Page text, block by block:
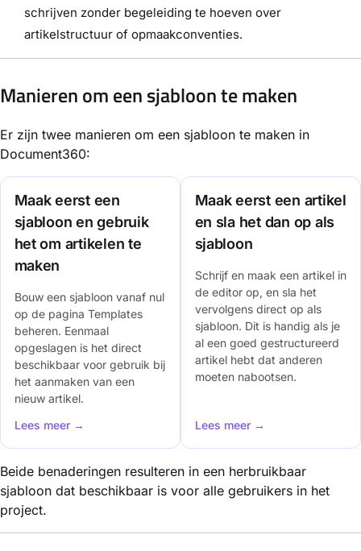
schrijven zonder begeleiding te hoeven over
artikelstructuur of opmaakconventies.
Manieren om een sjabloon te maken
Er zijn twee manieren om een sjabloon te maken in
Document360:
Maak eerst een
sjabloon en gebruik
het om artikelen te
maken
Bouw een sjabloon vanaf nul
op de pagina Templates
beheren. Eenmaal
opgeslagen is het direct
beschikbaar voor gebruik bij
het aanmaken van een
nieuw artikel.
Lees meer →
Maak eerst een artikel
en sla het dan op als
sjabloon
Schrijf en maak een artikel in
de editor op, en sla het
vervolgens direct op als
sjabloon. Dit is handig als je
al een goed gestructureerd
artikel hebt dat anderen
moeten nabootsen.
Lees meer →
Beide benaderingen resulteren in een herbruikbaar
sjabloon dat beschikbaar is voor alle gebruikers in het
project.